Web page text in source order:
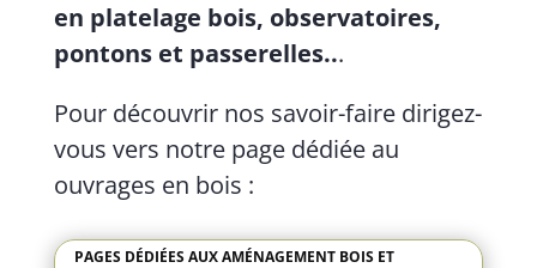
en platelage bois, observatoires,
pontons et passerelles...
Pour découvrir nos savoir-faire dirigez-
vous vers notre page dédiée au
ouvrages en bois :
PAGES DÉDIÉES AUX AMÉNAGEMENT BOIS ET